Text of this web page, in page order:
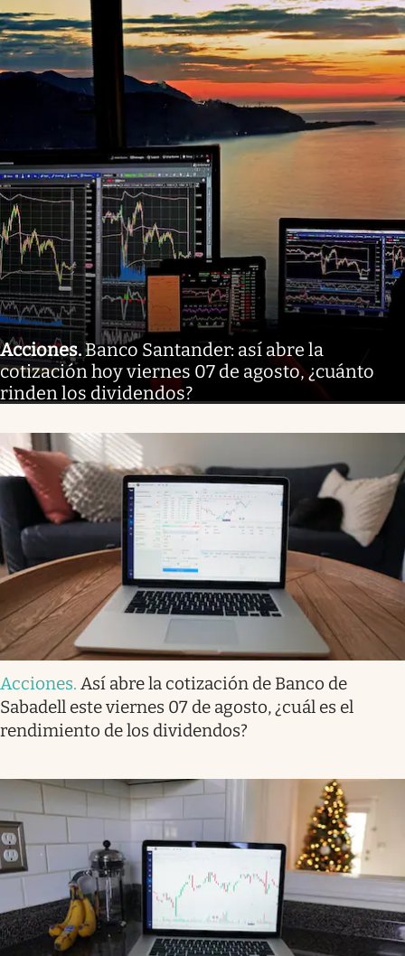
Acciones.Banco Santander: así abre la
cotización hoy viernes 07 de agosto, ¿cuánto
rinden los dividendos?
Acciones. Así abre la cotización de Banco de
Sabadell este viernes 07 de agosto, ¿cuál es el
rendimiento de los dividendos?